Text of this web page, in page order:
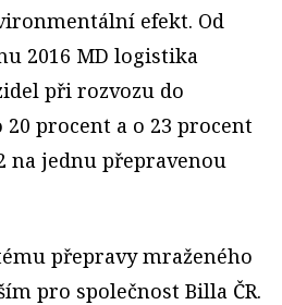
efekt. Od
2016 MD logistika
při rozvozu do
procent a o 23 procent
na jednu přepravenou
přepravy mraženého
pro společnost Billa ČR.